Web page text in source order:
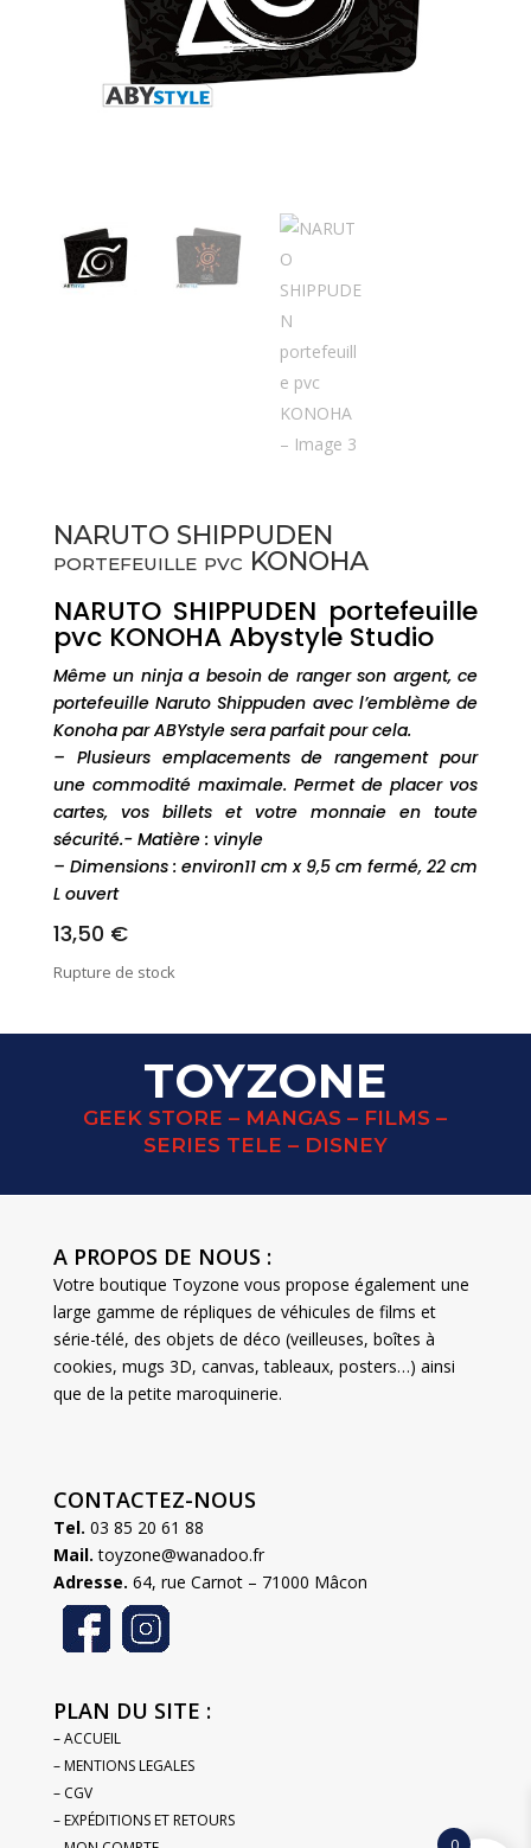
NARUTO SHIPPUDEN
portefeuille pvc KONOHA
NARUTO SHIPPUDEN portefeuille
pvc KONOHA Abystyle Studio
Même un ninja a besoin de ranger son argent, ce
portefeuille Naruto Shippuden avec l’emblème de
Konoha par ABYstyle sera parfait pour cela.
– Plusieurs emplacements de rangement pour
une commodité maximale. Permet de placer vos
cartes, vos billets et votre monnaie en toute
sécurité.- Matière : vinyle
– Dimensions : environ11 cm x 9,5 cm fermé, 22 cm
L ouvert
13,50 €
Rupture de stock
TOYZONE
GEEK STORE – MANGAS – FILMS –
SERIES TELE – DISNEY
A PROPOS DE NOUS :
Votre boutique Toyzone vous propose également une
large gamme de répliques de véhicules de films et
série-télé, des objets de déco (veilleuses, boîtes à
cookies, mugs 3D, canvas, tableaux, posters…) ainsi
que de la petite maroquinerie.
CONTACTEZ-NOUS
Tel. 03 85 20 61 88
Mail. toyzone@wanadoo.fr
Adresse. 64, rue Carnot – 71000 Mâcon
PLAN DU SITE :
– ACCUEIL
– MENTIONS LEGALES
– CGV
– EXPÉDITIONS ET RETOURS